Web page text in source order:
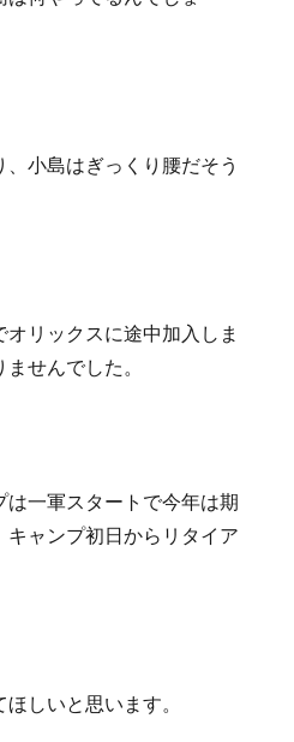
小島はぎっくり腰だそう
リックスに途中加入しま
せんでした。
一軍スタートで今年は期
ャンプ初日からリタイア
しいと思います。